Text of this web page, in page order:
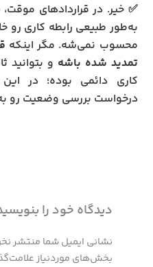
✅ خیر. در قراردادهای موقت،
به‌طور طبیعی رابطه کاری رو
محسوب نمی‌شه. مگر اینکه
تمدید شده باشه و بتوانید
کاری دائمی بوده؛ در
درخواست بررسی وضعیت رو به
دیدگاه‌ خود را
نشانی ایمیل شما منتشر
بخش‌های موردنیاز